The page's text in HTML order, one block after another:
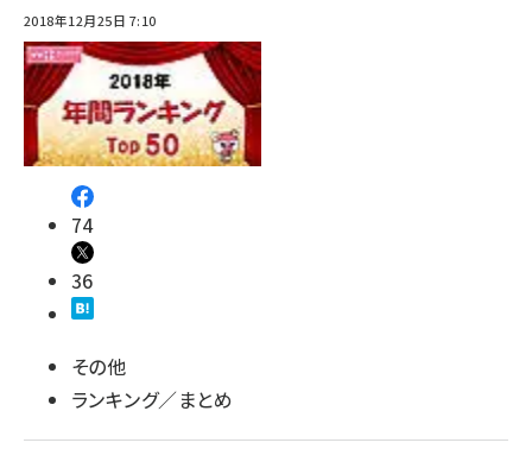
2018年12月25日 7:10
74
36
その他
ランキング／まとめ